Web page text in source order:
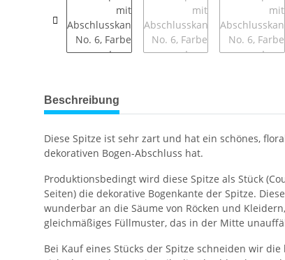
weitere Registerkarten anzeigen
Beschreibung
Diese Spitze ist sehr zart und hat ein schönes,
dekorativen Bogen-Abschluss hat.
Produktionsbedingt wird diese Spitze als Stück
Seiten) die dekorative Bogenkante der Spitze.
wunderbar an die Säume von Röcken und
gleichmäßiges Füllmuster, das in der Mitte
Bei Kauf eines Stücks der Spitze schneiden wir